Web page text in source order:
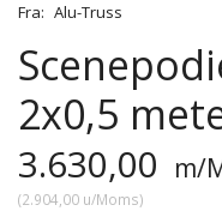
Fra: Alu-Truss
2x0,5
3.630,00 m/
(2.904,00 u/Moms)